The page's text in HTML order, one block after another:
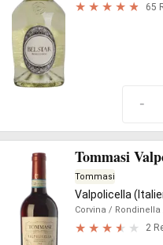
65
-
Tommasi
Tommasi
Valpolicella
Corvina / Rondinella
2